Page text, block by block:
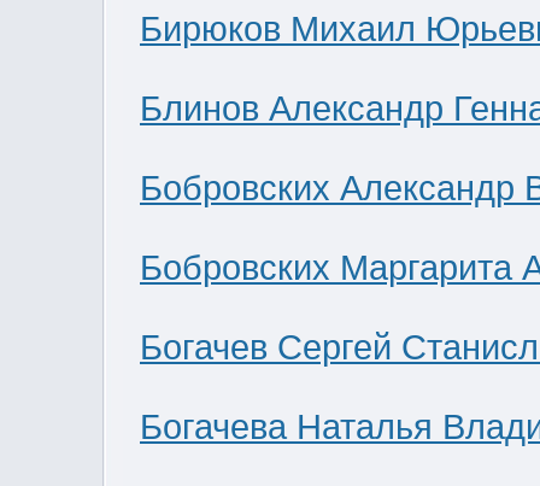
Бирюков Михаил
Блинов Александр
Бобровских Александр
Бобровских Маргарита
Богачев Сергей
Богачева Наталья